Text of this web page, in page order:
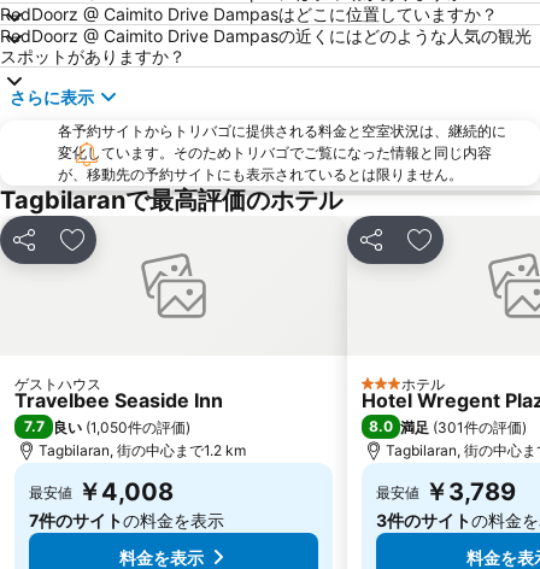
RedDoorz @ Caimito Drive Dampasはどこに位置していますか？
RedDoorz @ Caimito Drive Dampasの近くにはどのような人気の観光
スポットがありますか？
さらに表示
各予約サイトからトリバゴに提供される料金と空室状況は、継続的に
変化しています。そのためトリバゴでご覧になった情報と同じ内容
が、移動先の予約サイトにも表示されているとは限りません。
Tagbilaranで最高評価のホテル
シェア お気に入りに追加
ゲストハウス
Travelbee Seaside Inn
7.7 良い (1,050件の評価)
Tagbilaran, 街の中心まで1.2 km
最安値 ￥4,008
7件のサイトの料金を表示
料金を表示
シェア お気に入りに
3 ホテルのランク
ホテル
Hotel Wregent
8.0 満足 (301件の評価)
Tagbilaran, 街の中心
最安値 ￥3,789
3件のサイトの料金
料金を表